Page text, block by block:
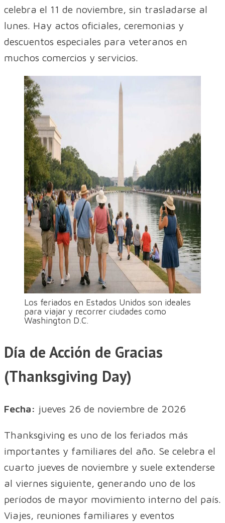
celebra el 11 de noviembre, sin trasladarse al
lunes. Hay actos oficiales, ceremonias y
descuentos especiales para veteranos en
muchos comercios y servicios.
Los feriados en Estados Unidos son ideales
para viajar y recorrer ciudades como
Washington D.C.
Día de Acción de Gracias
(Thanksgiving Day)
Fecha: jueves 26 de noviembre de 2026
Thanksgiving es uno de los feriados más
importantes y familiares del año. Se celebra el
cuarto jueves de noviembre y suele extenderse
al viernes siguiente, generando uno de los
períodos de mayor movimiento interno del país.
Viajes, reuniones familiares y eventos